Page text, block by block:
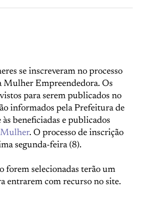
se inscreveram no processo
Mulher Empreendedora. Os
para serem publicados no
informados pela Prefeitura de
beneficiadas e publicados
Mulher. O processo de inscrição
segunda-feira (8).
forem selecionadas terão um
entrarem com recurso no site.